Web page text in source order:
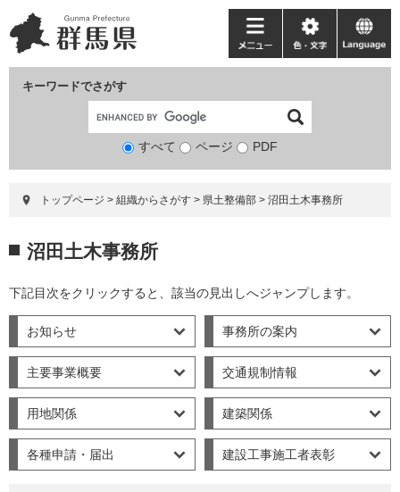
ー
ジ
ニ
ュ
て
キーワードでさがす
検
象
すべて ページ PDF
メ
ニ
ー
色・
文
language
トップページ > 組織からさがす > 県土整備部 > 沼田土木事務所
文 沼田土木事務所
下記目次をクリックすると、該当の見出しへジャンプします。
お知らせ 事務所の案内
主要事業概要 交通規制情報
用地関係 建築関係
各種申請・届出 建設工事施工者表彰